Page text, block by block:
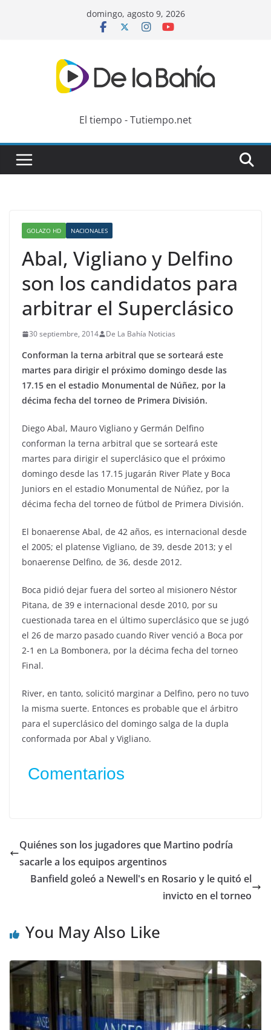
domingo, agosto 9, 2026
El tiempo - Tutiempo.net
GOLAZO HD NACIONALES
Abal, Vigliano y Delfino
son los candidatos para
arbitrar el Superclásico
30 septiembre, 2014 De La Bahía Noticias
Conforman la terna arbitral que se sorteará este
martes para dirigir el próximo domingo desde las
17.15 en el estadio Monumental de Núñez, por la
décima fecha del torneo de Primera División.
Diego Abal, Mauro Vigliano y Germán Delfino
conforman la terna arbitral que se sorteará este
martes para dirigir el superclásico que el próximo
domingo desde las 17.15 jugarán River Plate y Boca
Juniors en el estadio Monumental de Núñez, por la
décima fecha del torneo de fútbol de Primera División.
El bonaerense Abal, de 42 años, es internacional desde
el 2005; el platense Vigliano, de 39, desde 2013; y el
bonaerense Delfino, de 36, desde 2012.
Boca pidió dejar fuera del sorteo al misionero Néstor
Pitana, de 39 e internacional desde 2010, por su
cuestionada tarea en el último superclásico que se jugó
el 26 de marzo pasado cuando River venció a Boca por
2-1 en La Bombonera, por la décima fecha del torneo
Final.
River, en tanto, solicitó marginar a Delfino, pero no tuvo
la misma suerte. Entonces es probable que el árbitro
para el superclásico del domingo salga de la dupla
conformada por Abal y Vigliano.
Comentarios
Quiénes son los jugadores que Martino podría
sacarle a los equipos argentinos
Banfield goleó a Newell's en Rosario y le quitó el
invicto en el torneo
You May Also Like